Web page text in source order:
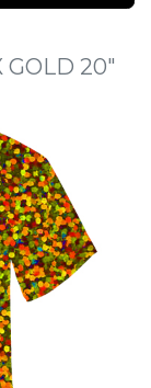
GOLD 20"